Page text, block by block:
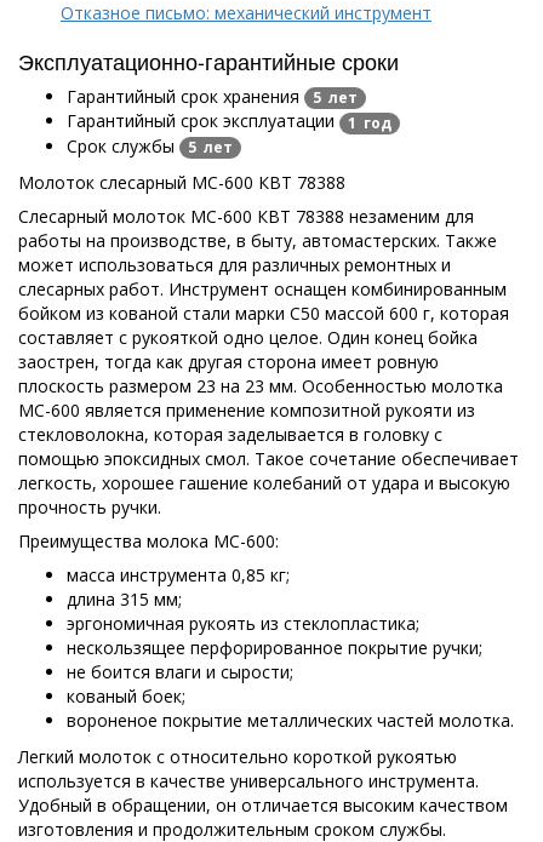
Отказное письмо: механический инструмент
Эксплуатационно-гарантийные сроки
Гарантийный срок хранения 5 лет
Гарантийный срок эксплуатации 1 год
Срок службы 5 лет
Молоток слесарный МС-600 КВТ 78388
Слесарный молоток МС-600 КВТ 78388 незаменим для
работы на производстве, в быту, автомастерских. Также
может использоваться для различных ремонтных и
слесарных работ. Инструмент оснащен комбинированным
бойком из кованой стали марки С50 массой 600 г, которая
составляет с рукояткой одно целое. Один конец бойка
заострен, тогда как другая сторона имеет ровную
плоскость размером 23 на 23 мм. Особенностью молотка
МС-600 является применение композитной рукояти из
стекловолокна, которая заделывается в головку с
помощью эпоксидных смол. Такое сочетание обеспечивает
легкость, хорошее гашение колебаний от удара и высокую
прочность ручки.
Преимущества молока МС-600:
масса инструмента 0,85 кг;
длина 315 мм;
эргономичная рукоять из стеклопластика;
нескользящее перфорированное покрытие ручки;
не боится влаги и сырости;
кованый боек;
вороненое покрытие металлических частей молотка.
Легкий молоток с относительно короткой рукоятью
используется в качестве универсального инструмента.
Удобный в обращении, он отличается высоким качеством
изготовления и продолжительным сроком службы.